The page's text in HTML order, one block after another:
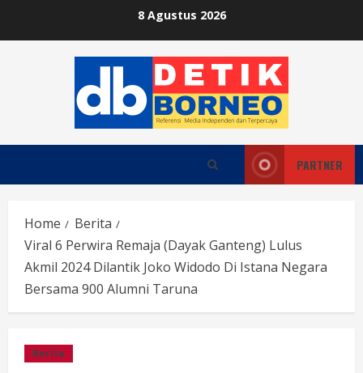
8 Agustus 2026
PARTNER
Home
Berita
Viral 6 Perwira Remaja (Dayak Ganteng) Lulus
Akmil 2024 Dilantik Joko Widodo Di Istana Negara
Bersama 900 Alumni Taruna
Berita